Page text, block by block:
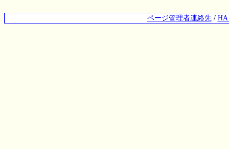
ページ管理者連絡先/ HA